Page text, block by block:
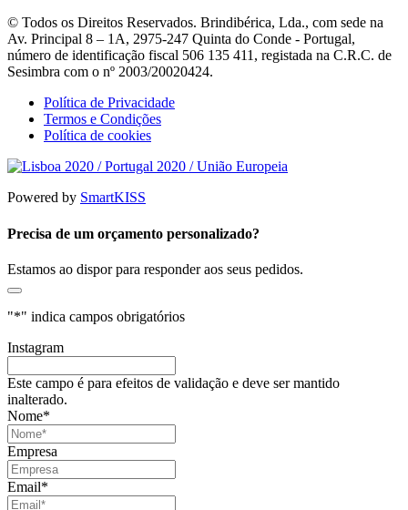
© Todos os Direitos Reservados. Brindibérica, Lda., com sede na
Av. Principal 8 – 1A, 2975-247 Quinta do Conde - Portugal,
número de identificação fiscal 506 135 411, registada na C.R.C. de
Sesimbra com o nº 2003/20020424.
Política de Privacidade
Termos e Condições
Política de cookies
Powered by SmartKISS
Precisa de um orçamento personalizado?
Estamos ao dispor para responder aos seus pedidos.
"*" indica campos obrigatórios
Instagram
Este campo é para efeitos de validação e deve ser mantido
inalterado.
Nome*
Empresa
Email*